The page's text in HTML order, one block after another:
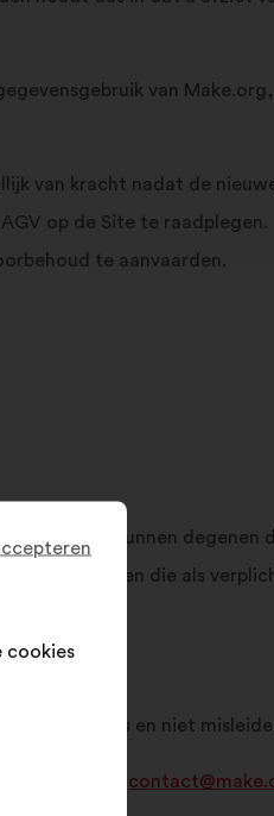
van
van kracht nadat de
op de Site te raadplegen.
te aanvaarden.
Daartoe kunnen degenen
verstrekken die als
oprecht is en niet
Make.org
cookies